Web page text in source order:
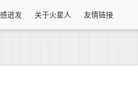
迸发 关于火星人 友情链接